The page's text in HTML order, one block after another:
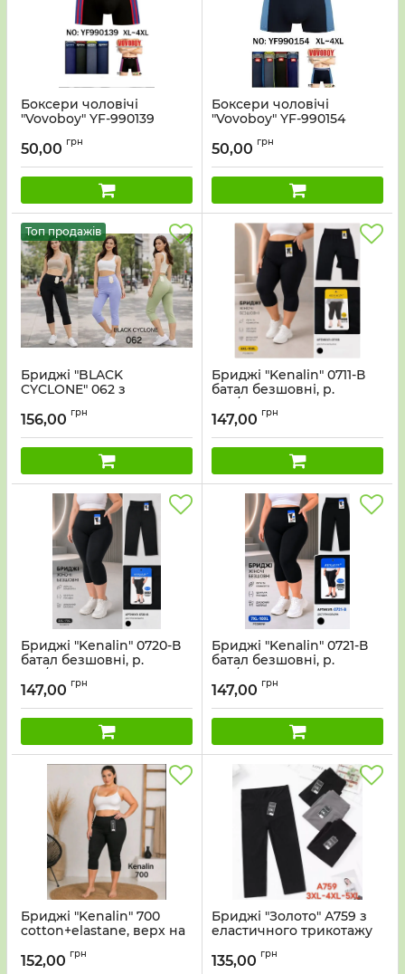
Боксери чоловічі
"Vovoboy" YF-990139
2XL, 2XL, 3XL, 3XL, 4XL
50,00 грн
Боксери чоловічі
"Vovoboy" YF-990154
2XL, 2XL, 3XL, 3XL, 4XL
50,00 грн
Топ продажів
Бриджі "BLACK
CYCLONE" 062 з
р. S/m-(44-46), L/xl-(46-48)
чорні)
156,00 грн
Бриджі "Kenalin" 0711-В
батал безшовні, р.
6ХL/10XL-(54-58) -(Чорні)
147,00 грн
Бриджі "Kenalin" 0720-В
батал безшовні, р.
3ХL/7XL-(52-56) -(Чорні)
147,00 грн
Бриджі "Kenalin" 0721-В
батал безшовні, р.
7ХL/10XL-(54-58) -(Чорні)
147,00 грн
Бриджі "Kenalin" 700
cotton+elastane, верх на
плоскому манжеті, р.
152,00 грн
Бриджі "Золото" А759 з
еластичного трикотажу
р. 3XL-(46-48), 4XL-(48-50)
135,00 грн